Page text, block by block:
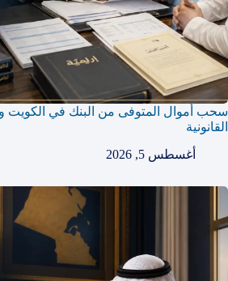
سحب أموال المتوفى من البنك في الكويت
القانونية
أغسطس 5, 2026